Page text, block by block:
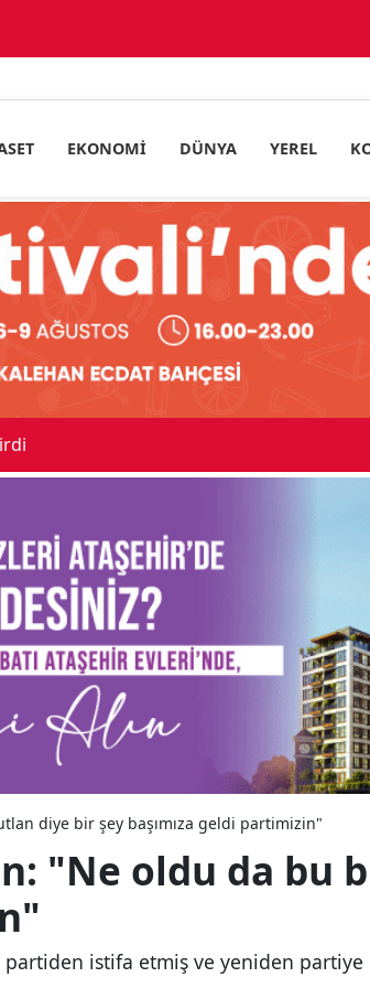
EKONOMI DÜNYA YEREL
18:34
diye bir şey başımıza geldi partimizin"
"Ne oldu da bu
partiden istifa etmiş ve yeniden